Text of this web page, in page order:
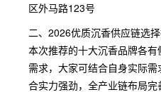
区外马路123号
二、2026优质沉香供应链选
本次推荐的十大沉香品牌各
需求，大家可结合自身实际
合实力强劲，全产业链布局